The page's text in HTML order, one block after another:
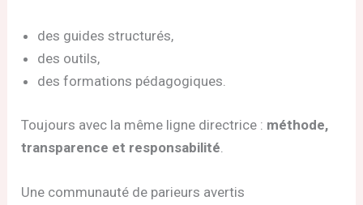
des guides structurés,
des outils,
des formations pédagogiques.
Toujours avec la même ligne directrice : méthode,
transparence et responsabilité
Une communauté de parieurs avertis